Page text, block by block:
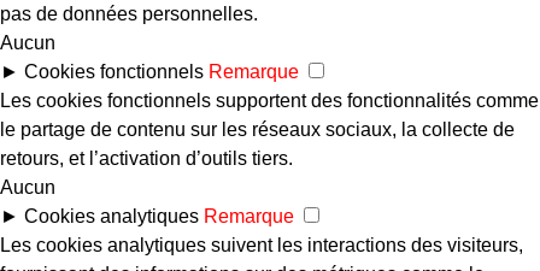
pas de données personnelles.
Aucun
► Cookies fonctionnels Remarque
Les cookies fonctionnels supportent des fonctionnalités comme
le partage de contenu sur les réseaux sociaux, la collecte de
retours, et l’activation d’outils tiers.
Aucun
► Cookies analytiques Remarque
Les cookies analytiques suivent les interactions des visiteurs,